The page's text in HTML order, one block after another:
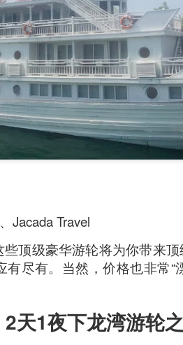
Jacada Travel
顶级豪华游轮将为你带来顶
尽有。当然，价格也非常“
天1夜下龙湾游轮
& Pork [AUD$18.80] was a
stir-fried udon dish.
where the whole